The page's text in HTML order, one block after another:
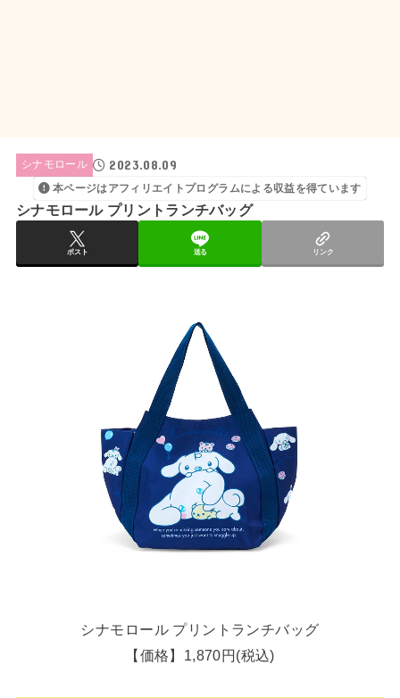
シナモロール 2023.08.09
本ページはアフィリエイトプログラムによる収益を得ています
シナモロール プリントランチバッグ
ポスト 送る リンク
シナモロール プリントランチバッグ
【価格】1,870円(税込)